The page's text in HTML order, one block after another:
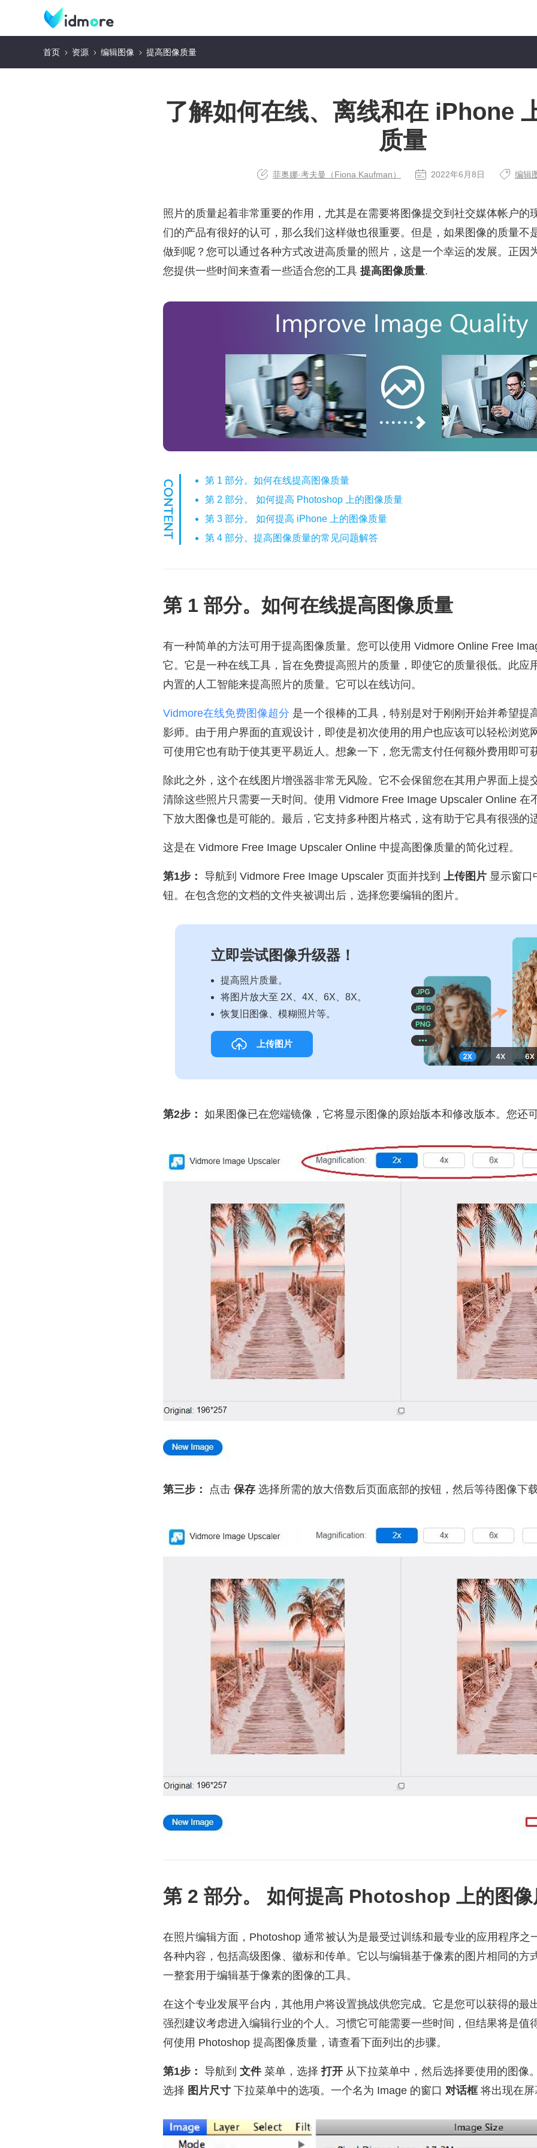
首页 资源 编辑图像 提高图像质量
了解如何在线、离线和在 iPhone
质量
菲奥娜·考夫曼（Fiona Kaufman） 2022年6月8日 编辑
照片的质量起着非常重要的作用，尤其是在需要将图像提交到社交媒体帐户的
们的产品有很好的认可，那么我们这样做也很重要。但是，如果图像的质量不
做到呢？您可以通过各种方式改进高质量的照片，这是一个幸运的发展。正因
您提供一些时间来查看一些适合您的工具 提高图像质量.
第 1 部分。如何在线提高图像质量
第 2 部分。 如何提高 Photoshop 上的图像质量
第 3 部分。 如何提高 iPhone 上的图像质量
第 4 部分。提高图像质量的常见问题解答
第 1 部分。如何在线提高图像质量
有一种简单的方法可用于提高图像质量。您可以使用 Vidmore Online Free
它。它是一种在线工具，旨在免费提高照片的质量，即使它的质量很低。此应
内置的人工智能来提高照片的质量。它可以在线访问。
Vidmore在线免费图像超分 是一个很棒的工具，特别是对于刚刚开始并希望提
影师。由于用户界面的直观设计，即使是初次使用的用户也应该可以轻松浏览
可使用它也有助于使其更平易近人。想象一下，您无需支付任何额外费用即可
除此之外，这个在线图片增强器非常无风险。它不会保留您在其用户界面上提
清除这些照片只需要一天时间。使用 Vidmore Free Image Upscaler Online 在
下放大图像也是可能的。最后，它支持多种图片格式，这有助于它具有很强的
这是在 Vidmore Free Image Upscaler Online 中提高图像质量的简化过程。
第1步： 导航到 Vidmore Free Image Upscaler 页面并找到 上传图片 显示窗口
钮。在包含您的文档的文件夹被调出后，选择您要编辑的图片。
立即尝试图像升级器！
提高照片质量。
将图片放大至 2X、4X、6X、8X。
恢复旧图像、模糊照片等。
上传图片
第2步： 如果图像已在您端镜像，它将显示图像的原始版本和修改版本。您还
第三步： 点击 保存 选择所需的放大倍数后页面底部的按钮，然后等待图像下
第 2 部分。 如何提高 Photoshop 上的图像
在照片编辑方面，Photoshop 通常被认为是最受过训练和最专业的应用程序之
各种内容，包括高级图像、徽标和传单。它以与编辑基于像素的图片相同的方
一整套用于编辑基于像素的图像的工具。
在这个专业发展平台内，其他用户将设置挑战供您完成。它是您可以获得的最
强烈建议考虑进入编辑行业的个人。习惯它可能需要一些时间，但结果将是值
何使用 Photoshop 提高图像质量，请查看下面列出的步骤。
第1步： 导航到 文件菜单，选择打开 从下拉菜单中，然后选择要使用的图像
选择 图片尺寸 下拉菜单中的选项。一个名为 Image 的窗口 对话框将出现在屏